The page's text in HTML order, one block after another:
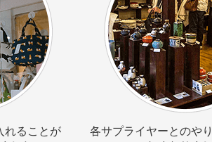
れることが
各サプライヤーとのや